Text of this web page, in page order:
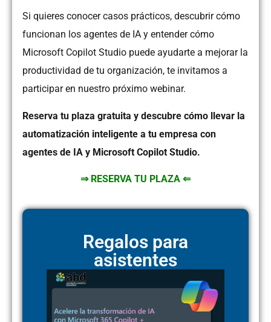
Si quieres conocer casos prácticos, descubrir cómo
funcionan los agentes de IA y entender cómo
Microsoft Copilot Studio puede ayudarte a mejorar la
productividad de tu organización, te invitamos a
participar en nuestro próximo webinar.
Reserva tu plaza gratuita y descubre cómo llevar la
automatización inteligente a tu empresa con
agentes de IA y Microsoft Copilot Studio.
⇒ RESERVA TU PLAZA ⇐
Regalos para
asistentes